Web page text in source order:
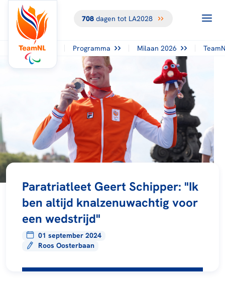
708dagen tot LA2028
Programma Milaan 2026
Paratriatleet Geert Schipper: "Ik
ben altijd knalzenuwachtig voor
een wedstrijd"
01 september 2024
Roos Oosterbaan